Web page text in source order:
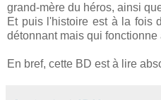
grand-mère du héros, ainsi
Et puis l'histoire est à la fois
détonnant mais qui fonctionne
En bref, cette BD est à lire